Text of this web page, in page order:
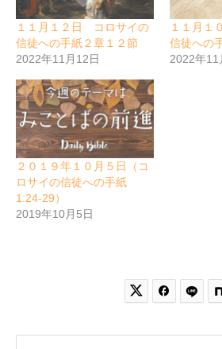
１１月１２日 コロサイの
信徒への手紙２章１２節
2022年11月12日
１１月１
信徒への
2022年11
２０１９年１０月５日（コ
ロサイの信徒への手紙
1:24-29）
2019年10月5日
 